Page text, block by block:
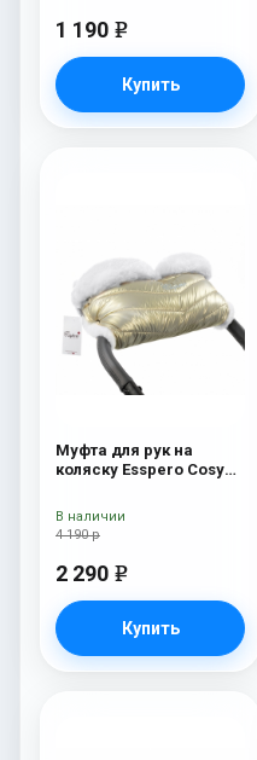
1 190 e
Купить
Муфта для рук на
коляску Esspero Cosy
4 190 р
2 290 e
Купить
В наличии